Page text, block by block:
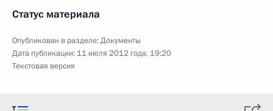
Статус материала
Опубликован в разделе:Документы
Дата публикации: 11 июля 2012 года, 19:20
Текстовая версия